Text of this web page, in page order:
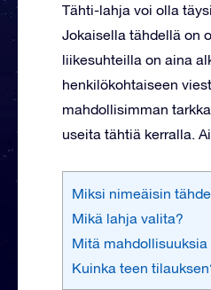
Tähti-lahja voi olla
Jokaisella tähdellä on
liikesuhteilla on aina
henkilökohtaiseen
mahdollisimman
useita tähtiä kerralla.
Miksi nimeäisin
Mikä lahja valita?
Mitä
Kuinka teen